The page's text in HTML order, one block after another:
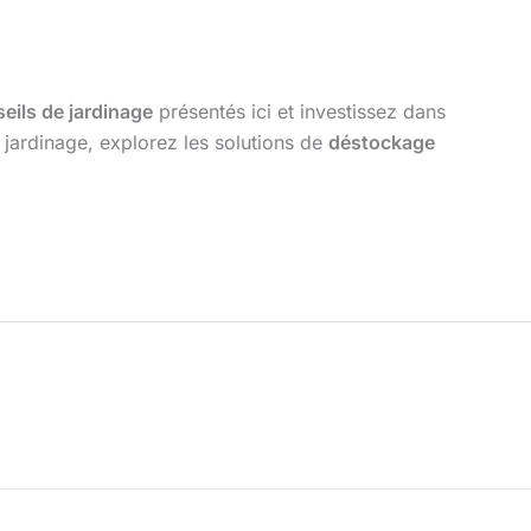
de jardinage présentés ici et investissez dans
explorez les solutions de déstockage